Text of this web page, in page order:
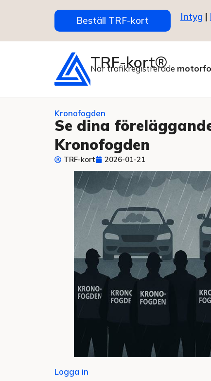
Beställ TRF-kort Intyg |
TRF-kort®
När trafikregistrerade
Kronofogden
Se dina
Kronofogden
TRF-kort 2026-01-21
Logga in